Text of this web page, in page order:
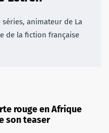
animateur de La
de la fiction française
rouge en Afrique
son teaser